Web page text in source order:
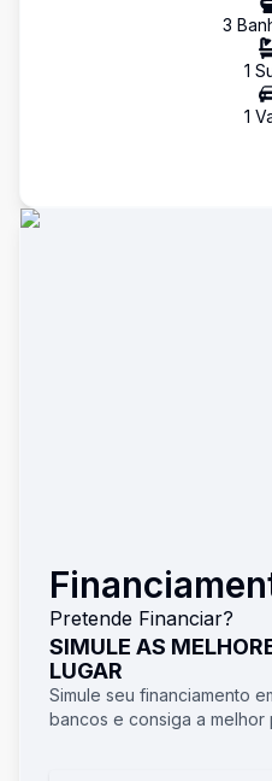
3
1
1
Pretende Financiar?
SIMULE AS
LUGAR
Simule seu financiamento
bancos e consiga a melhor